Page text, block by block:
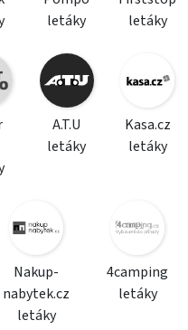
letáky
letáky
A.T.U
letáky
Kasa.cz
letáky
Nakup-
nabytek.cz
letáky
4camping
letáky